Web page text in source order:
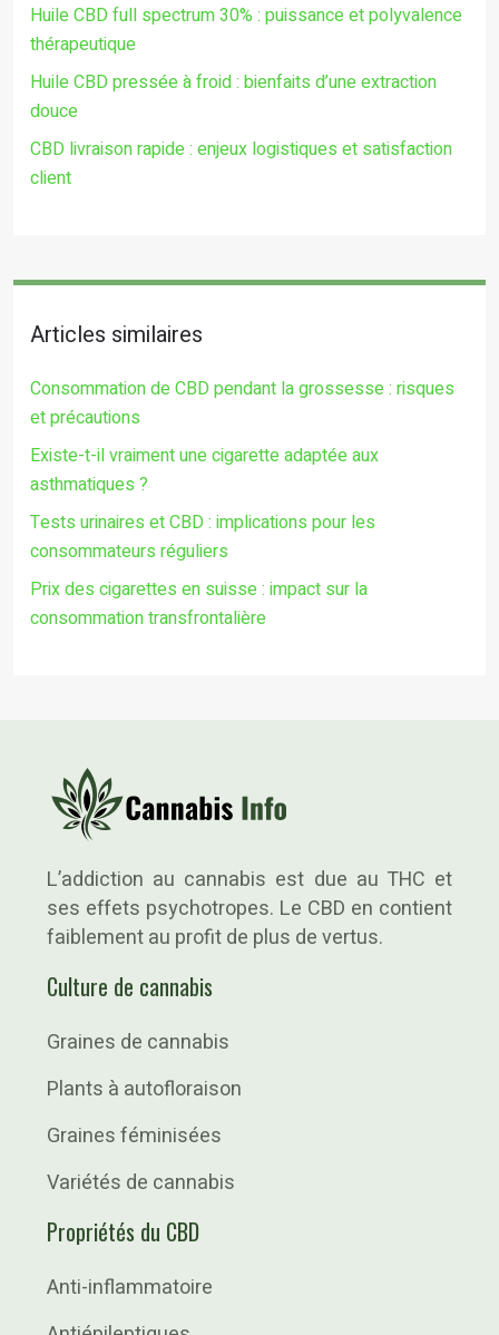
Huile CBD full spectrum 30% : puissance et polyvalence
thérapeutique
Huile CBD pressée à froid : bienfaits d’une extraction
douce
CBD livraison rapide : enjeux logistiques et satisfaction
client
Articles similaires
Consommation de CBD pendant la grossesse : risques
et précautions
Existe-t-il vraiment une cigarette adaptée aux
asthmatiques ?
Tests urinaires et CBD : implications pour les
consommateurs réguliers
Prix des cigarettes en suisse : impact sur la
consommation transfrontalière
L’addiction au cannabis est due au THC et
ses effets psychotropes. Le CBD en contient
faiblement au profit de plus de vertus.
Culture de cannabis
Graines de cannabis
Plants à autofloraison
Graines féminisées
Variétés de cannabis
Propriétés du CBD
Anti-inflammatoire